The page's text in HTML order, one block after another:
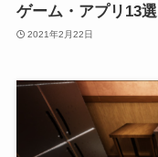
ゲーム・アプリ13選
2021年2月22日